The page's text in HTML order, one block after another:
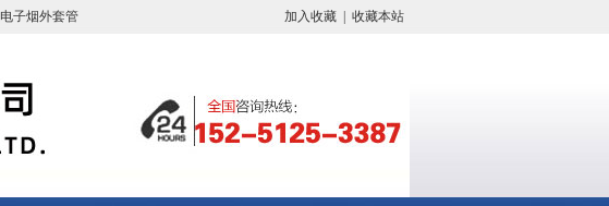
电子烟外套管 加入收藏| 收藏本站